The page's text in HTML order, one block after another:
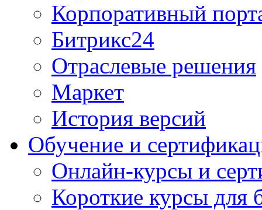
Корпоративный
Битрикс24
Отраслевые решения
Маркет
История версий
Обучение и
Онлайн-курсы и
Короткие курсы для